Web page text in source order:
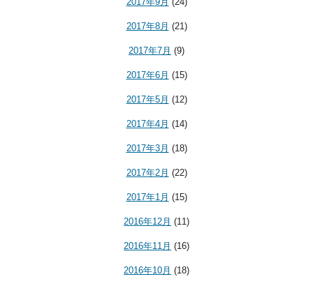
2017年8月 (21)
2017年7月 (9)
2017年6月 (15)
2017年5月 (12)
2017年4月 (14)
2017年3月 (18)
2017年2月 (22)
2017年1月 (15)
2016年12月 (11)
2016年11月 (16)
2016年10月 (18)